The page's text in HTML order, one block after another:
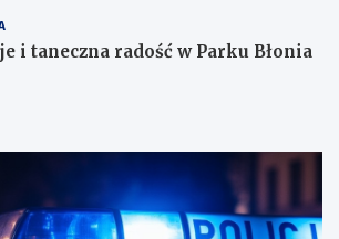
i taneczna radość w Parku Błonia